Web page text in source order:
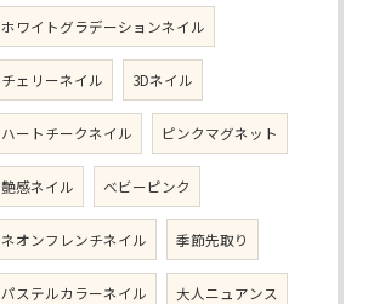
ホワイトグラデーションネイル
チェリーネイル 3Dネイル
ハートチークネイル ピンクマグネット
艶感ネイル ベビーピンク
ネオンフレンチネイル 季節先取り
パステルカラーネイル 大人ニュアンス